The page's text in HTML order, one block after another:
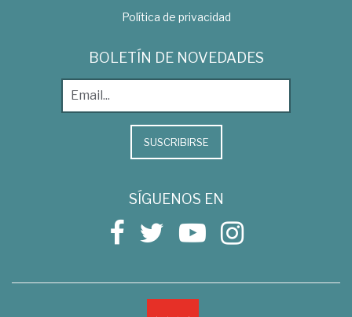
Política de privacidad
BOLETÍN DE NOVEDADES
SUSCRIBIRSE
SÍGUENOS EN